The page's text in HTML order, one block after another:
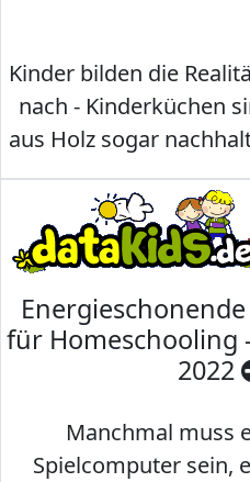
Kinder bilden die
nach - Kinderküchen
aus Holz sogar
für Homeschooling
2022
Manchmal muss
Spielcomputer sein,